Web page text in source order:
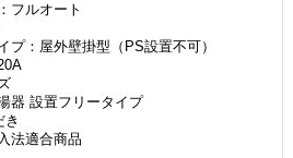
フルオート
プ：屋外壁掛型（PS設置不可）
器 設置フリータイプ
き
法適合商品